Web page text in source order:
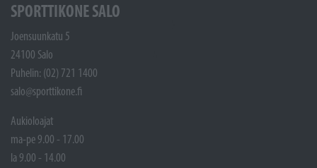
SPORTTIKONE SALO
Joensuunkatu 5
24100 Salo
Puhelin: (02) 721 1400
salo@sporttikone.fi
Aukioloajat
ma-pe 9.00 - 17.00
la 9.00 - 14.00